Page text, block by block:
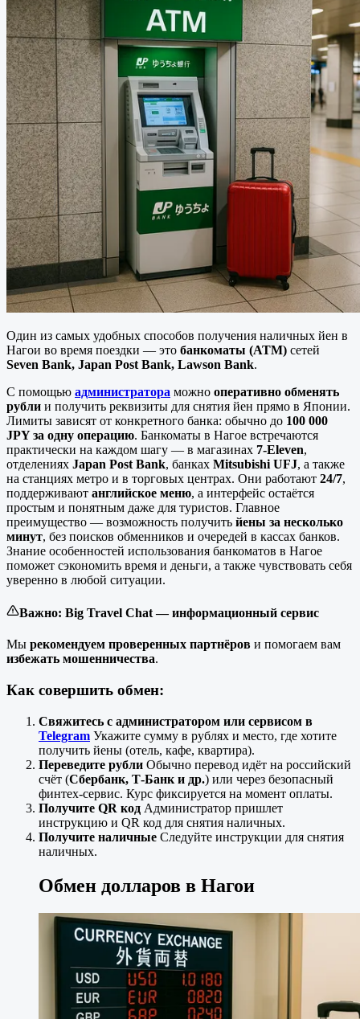
Один из самых удобных способов получения наличных йен в
Нагои во время поездки — это банкоматы (ATM) сетей
Seven Bank, Japan Post Bank, Lawson Bank.
С помощью администратора можно оперативно обменять
рубли и получить реквизиты для снятия йен прямо в Японии.
Лимиты зависят от конкретного банка: обычно до 100 000
JPY за одну операцию. Банкоматы в Нагое встречаются
практически на каждом шагу — в магазинах 7-Eleven,
отделениях Japan Post Bank, банках Mitsubishi UFJ, а также
на станциях метро и в торговых центрах. Они работают 24/7,
поддерживают английское меню, а интерфейс остаётся
простым и понятным даже для туристов. Главное
преимущество — возможность получить йены за несколько
минут, без поисков обменников и очередей в кассах банков.
Знание особенностей использования банкоматов в Нагое
поможет сэкономить время и деньги, а также чувствовать себя
уверенно в любой ситуации.
Важно: Big Travel Chat — информационный сервис
Мы рекомендуем проверенных партнёров и помогаем вам
избежать мошенничества.
Как совершить обмен:
Свяжитесь с администратором или сервисом в
Telegram Укажите сумму в рублях и место, где хотите
получить йены (отель, кафе, квартира).
Переведите рубли Обычно перевод идёт на российский
счёт (Сбербанк, Т-Банк и др.) или через безопасный
финтех-сервис. Курс фиксируется на момент оплаты.
Получите QR код Администратор пришлет
инструкцию и QR код для снятия наличных.
Получите наличные Следуйте инструкции для снятия
наличных.
Обмен долларов в Нагои